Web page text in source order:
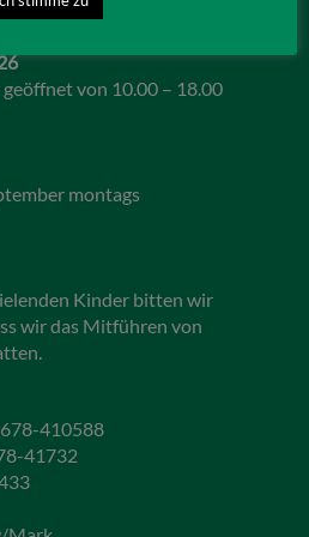
von 10.00 – 18.00
montags
Kinder bitten wir
wir das Mitführen von
410588
41732